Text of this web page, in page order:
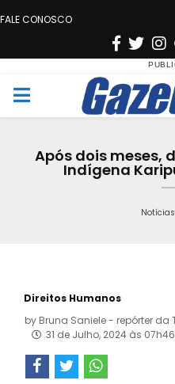
FALE CONOSCO
F
c
e
o
T
w
i
t
e
s
t
r
a
M
Após dois meses,
Indígena
Notícias
Direitos Humanos
by Bruna Saniele - repórter da
31 de Julho, 2024 às 07h46